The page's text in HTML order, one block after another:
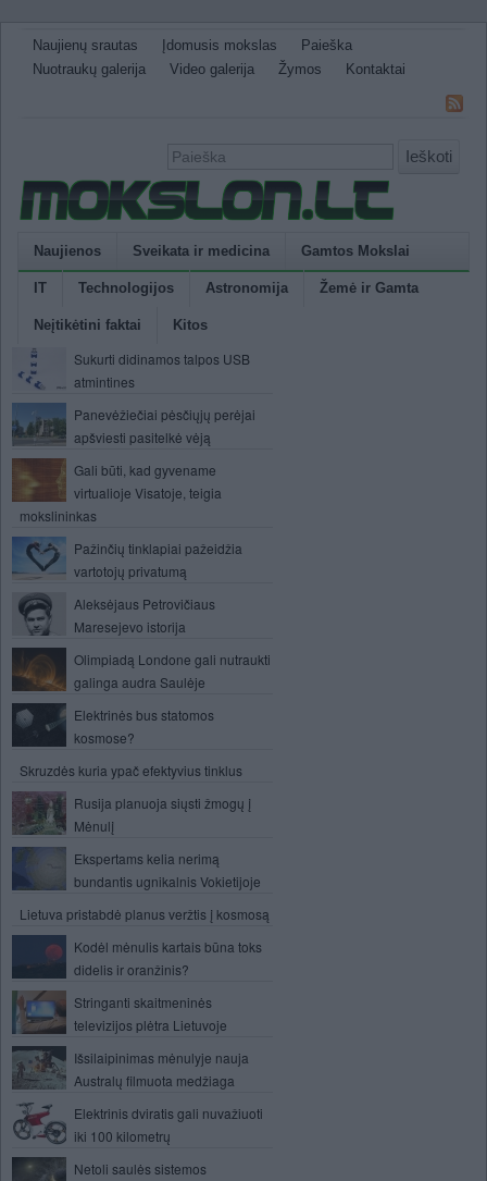
Naujienų srautas Įdomusis mokslas
Paieška
Nuotraukų galerija
Video galerija Žymos Kontaktai
Ieškoti
Naujienos Sveikata ir medicina Gamtos Mokslai
IT Technologijos Astronomija Žemė ir Gamta
Neįtikėtini faktai Kitos
Sukurti didinamos talpos USB
atmintines
Panevėžiečiai pėsčiųjų perėjai
apšviesti pasitelkė vėją
Gali būti, kad gyvename
virtualioje Visatoje, teigia
mokslininkas
Pažinčių tinklapiai pažeidžia
vartotojų privatumą
Aleksėjaus Petrovičiaus
Maresejevo istorija
Olimpiadą Londone gali nutraukti
galinga audra Saulėje
Elektrinės bus statomos
kosmose?
Skruzdės kuria ypač efektyvius tinklus
Rusija planuoja siųsti žmogų į
Mėnulį
Ekspertams kelia nerimą
bundantis ugnikalnis Vokietijoje
Lietuva pristabdė planus veržtis į kosmosą
Kodėl mėnulis kartais būna toks
didelis ir oranžinis?
Stringanti skaitmeninės
televizijos plėtra Lietuvoje
Išsilaipinimas mėnulyje nauja
Australų filmuota medžiaga
Elektrinis dviratis gali nuvažiuoti
iki 100 kilometrų
Netoli saulės sistemos